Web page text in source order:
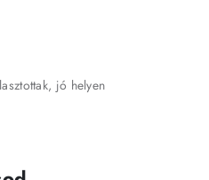
jó helyen